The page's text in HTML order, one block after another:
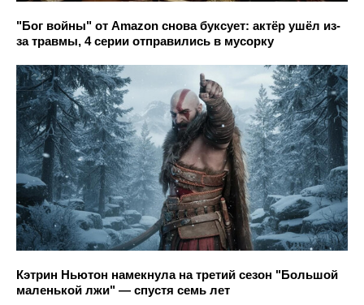
"Бог войны" от Amazon снова буксует: актёр ушёл из-
за травмы, 4 серии отправились в мусорку
Кэтрин Ньютон намекнула на третий сезон "Большой
маленькой лжи" — спустя семь лет